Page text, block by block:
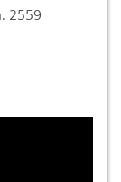
2559